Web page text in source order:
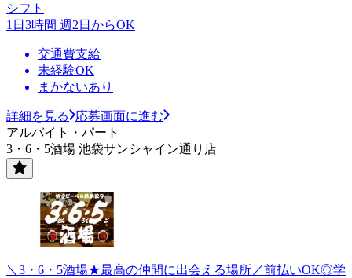
シフト
1日3時間 週2日からOK
交通費支給
未経験OK
まかないあり
詳細を見る
応募画面に進む
アルバイト・パート
3・6・5酒場 池袋サンシャイン通り店
＼3・6・5酒場★最高の仲間に出会える場所／前払いOK◎学